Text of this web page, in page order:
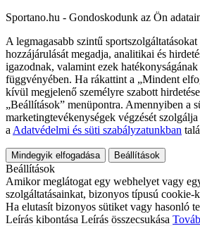
Sportano.hu - Gondoskodunk az Ön
A legmagasabb szintű
hozzájárulását megadja, analitikai és
igazodnak, valamint ezek
függvényében. Ha rákattint a „Mindent
kívül megjelenő személyre szabott
„Beállítások” menüpontra. Amennyiben a
marketingtevékenységek végzését
a Adatvédelmi és süti szabályzatunkban
Mindegyik elfogadása Beállítások
Beállítások
Amikor meglátogat egy webhelyet vagy
szolgáltatásainkat, bizonyos típusú cookie-
Ha elutasít bizonyos sütiket vagy hasonló
Leírás kibontása Leírás összecsukása